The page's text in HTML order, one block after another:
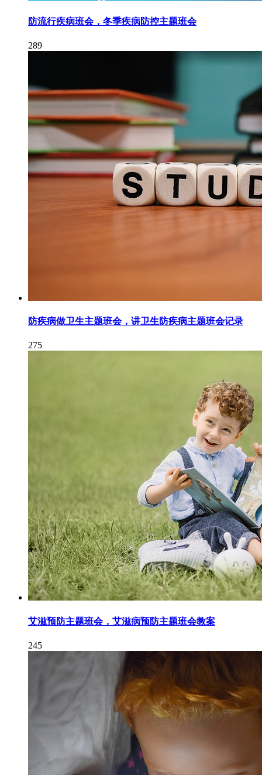
防流行疾病班会，冬季疾病防控主题班会
289
防疾病做卫生主题班会，讲卫生防疾病主题班会记录
275
艾滋预防主题班会，艾滋病预防主题班会教案
245